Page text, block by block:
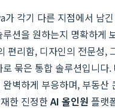
각기 다른 지점에서 남
션을 원하는지 명확하게
편리함, 디자인의 전문성,
묶은 통합 솔루션입니다.
벽하게 부응하며, 부동산
한 진정한AI 올인원 플랫